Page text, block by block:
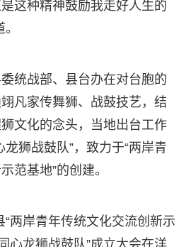
这种精神鼓励我走好人生的
统战部、县台办在对台胞的
凡家传舞狮、战鼓技艺，结
文化的念头，当地出台工作
狮战鼓队”，致力于“两岸青
范基地”的创建。
两岸青年传统文化交流创新示
心龙狮战鼓队”成立大会在洋